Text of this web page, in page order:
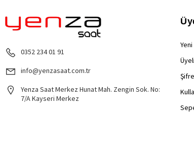
0352 234 01 91
info@yenzasaat.com.tr
Yenza Saat Merkez Hunat Mah. Zengin Sok. No:
7/A Kayseri Merkez